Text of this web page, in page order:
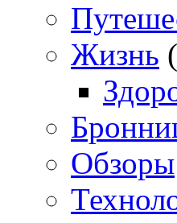
Жизнь
Обзоры